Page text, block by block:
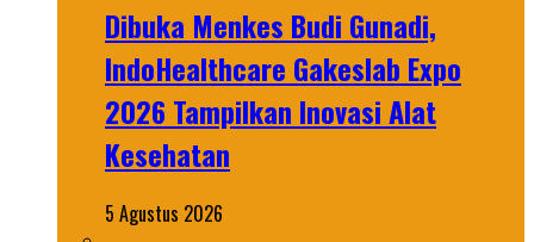
Dibuka Menkes Budi Gunadi,
IndoHealthcare Gakeslab Expo
2026 Tampilkan Inovasi Alat
Kesehatan
5 Agustus 2026